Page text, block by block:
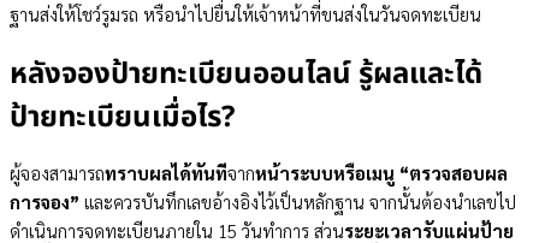
ฐานส่งให้โชว์รูมรถ หรือนำไปยื่นให้เจ้าหน้าที่ขนส่งในวันจดทะเบียน
หลังจองป้ายทะเบียนออนไลน์ รู้ผลและได้
ป้ายทะเบียนเมื่อไร?
ผู้จองสามารถทราบผลได้ทันทีจากหน้าระบบหรือเมนู “ตรวจสอบผล
การจอง” และควรบันทึกเลขอ้างอิงไว้เป็นหลักฐาน จากนั้นต้องนำเลขไป
ดำเนินการจดทะเบียนภายใน 15 วันทำการ ส่วนระยะเวลารับแผ่นป้าย